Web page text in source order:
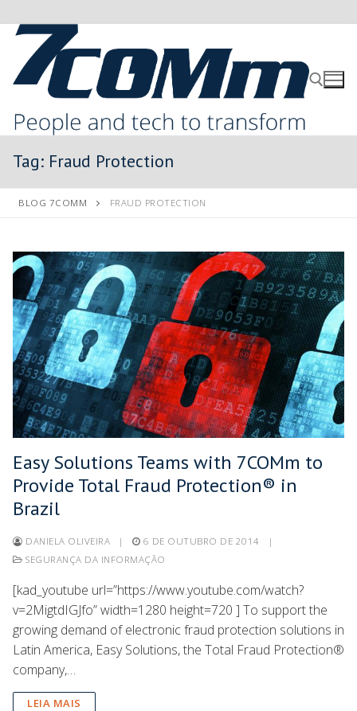
Tag: Fraud Protection
BLOG 7COMM FRAUD PROTECTION
Easy Solutions Teams with 7COMm to
Provide Total Fraud Protection® in
Brazil
DANIELA OLIVEIRA | 6 DE OUTUBRO DE 2014
|
SEGURANÇA DA INFORMAÇÃO
[kad_youtube url=”https://www.youtube.com/watch?
v=2MigtdIGJfo” width=1280 height=720 ] To support the
growing demand of electronic fraud protection solutions in
Latin America, Easy Solutions, the Total Fraud Protection®
company,…
LEIA MAIS